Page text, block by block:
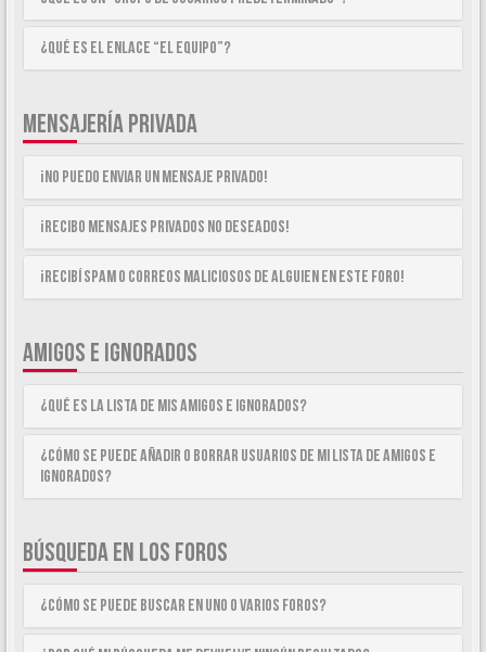
¿Qué es el enlace “El equipo”?
MENSAJERÍA PRIVADA
¡No puedo enviar un mensaje privado!
¡Recibo mensajes privados no deseados!
¡Recibí spam o correos maliciosos de alguien en este foro!
AMIGOS E IGNORADOS
¿Qué es la lista de Mis Amigos e Ignorados?
¿Cómo se puede añadir o borrar usuarios de mi lista de Amigos e
Ignorados?
BÚSQUEDA EN LOS FOROS
¿Cómo se puede buscar en uno o varios foros?